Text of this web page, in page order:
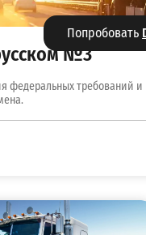
Попробовать
№3
федеральных требований